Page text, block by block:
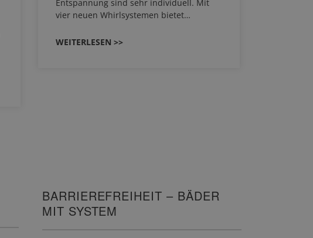
Entspannung sind sehr individuell. Mit
vier neuen Whirlsystemen bietet…
WEITERLESEN >>
BARRIEREFREIHEIT – BÄDER
MIT SYSTEM